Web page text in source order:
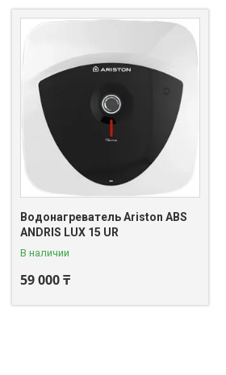
Водонагреватель Ariston ABS
ANDRIS LUX 15 UR
В наличии
59 000 ₸